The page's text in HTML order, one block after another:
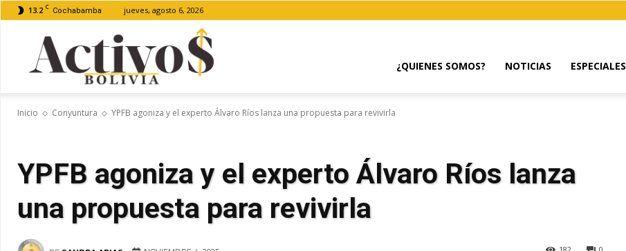
13.2 C Cochabamba jueves, agosto 6, 2026
¿QUIENES SOMOS? NOTICIAS ESPECIALES
Inicio Conyuntura YPFB agoniza y el experto Álvaro Ríos lanza una propuesta para revivirla
YPFB agoniza y el experto Álvaro Ríos lanza
una propuesta para revivirla